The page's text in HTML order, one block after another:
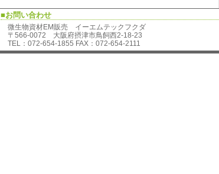
■お問い合わせ
微生物資材EM販売 イーエムテックフクダ
〒566-0072 大阪府摂津市鳥飼西2-18-23
TEL：072-654-1855 FAX：072-654-2111